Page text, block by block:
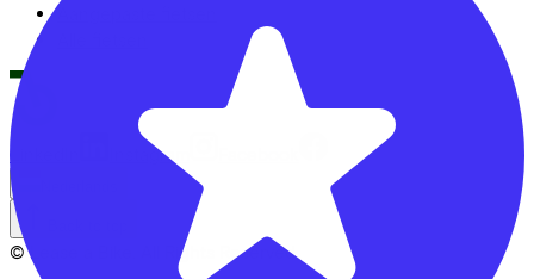
Aangepaste fietsen
LinkedIn Instagram
© Lease a Bike. All Rights Reserved.